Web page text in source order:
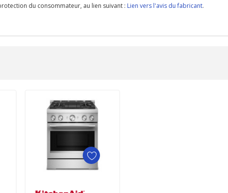
du consommateur, au lien suivant : Lien vers l'avis du fabricant.